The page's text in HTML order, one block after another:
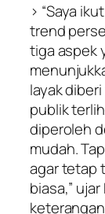
> “Saya
trend
tiga aspek
layak
publik
diperoleh
mudah.
agar tetap
biasa,”